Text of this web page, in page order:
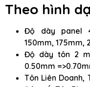
Theo hình
Độ dày panel
150mm, 175mm,
Độ dày tôn 2
0.50mm
Tôn Liên Doanh,